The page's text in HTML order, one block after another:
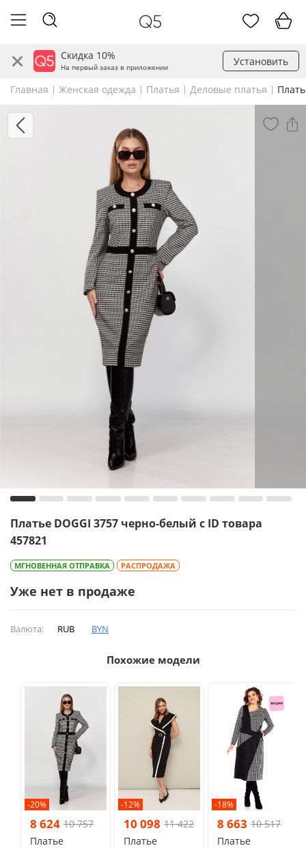
Скидка 10%
На первый заказ в приложении Установить
Главная Женская одежда Платья Деловые платья
Платье DOGGI 3757 черно-белый с ID товара
457821
МГНОВЕННАЯ ОТПРАВКА РАСПРОДАЖА
Уже нет в продаже
Валюта: RUB BYN
Похожие модели
-20%
8 624 10 757
Платье
-12%
10 098 11 422
Платье
-18%
8 663 10 517
Платье